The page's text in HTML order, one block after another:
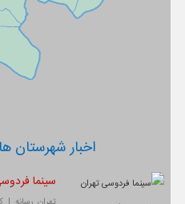
اخبار شهرستان
سینما